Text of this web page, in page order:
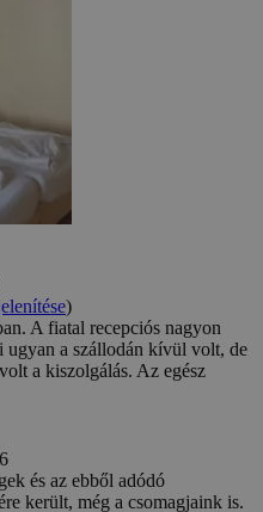
)
A fiatal recepciós nagyon
ugyan a szállodán kívül volt, de
a kiszolgálás. Az egész
és az ebből adódó
került, még a csomagjaink is.